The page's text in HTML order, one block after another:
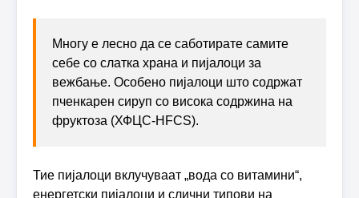
Многу е лесно да се саботирате самите
себе со слатка храна и пијалоци за
вежбање. Особено пијалоци што содржат
пченкарен сируп со висока содржина на
фруктоза (ХФЦС-HFCS).
Тие пијалоци вклучуваат „вода со витамини“,
енергетски пијалоци и слични типови на